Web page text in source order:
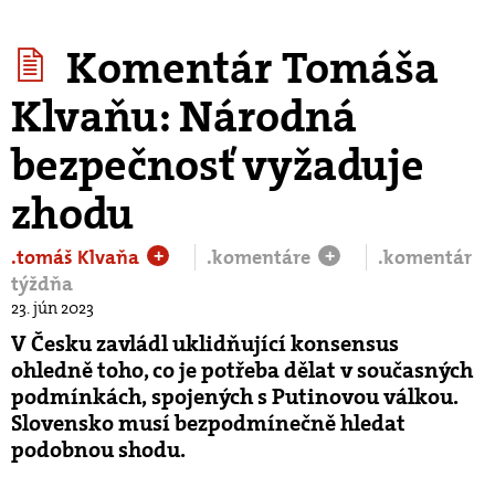
Komentár Tomáša
Klvaňu: Národná
bezpečnosť vyžaduje
zhodu
.tomáš Klvaňa + .komentáre +
.komentár
týždňa
23. jún 2023
V Česku zavládl uklidňující konsensus
ohledně toho, co je potřeba dělat v současných
podmínkách, spojených s Putinovou válkou.
Slovensko musí bezpodmínečně hledat
podobnou shodu.